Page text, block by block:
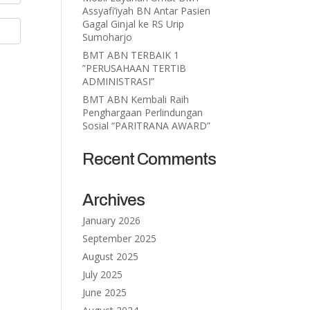
Assyafi’iyah BN Antar Pasien
Gagal Ginjal ke RS Urip
Sumoharjo
BMT ABN TERBAIK 1
”PERUSAHAAN TERTIB
ADMINISTRASI”
BMT ABN Kembali Raih
Penghargaan Perlindungan
Sosial “PARITRANA AWARD”
Recent Comments
Archives
January 2026
September 2025
August 2025
July 2025
June 2025